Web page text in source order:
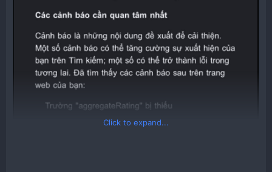
Click to expand...